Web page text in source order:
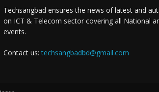
Techsangbad ensures the news of latest and
on ICT & Telecom sector covering all National
events.
Contact us:techsangbadbd@gmail.com